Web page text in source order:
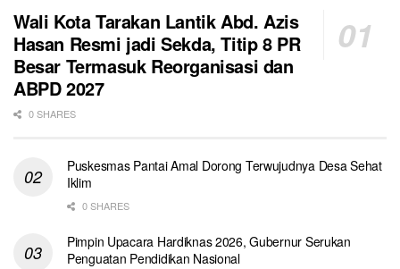
Wali Kota Tarakan Lantik Abd. Azis
Hasan Resmi jadi Sekda, Titip 8 PR
Besar Termasuk Reorganisasi dan
ABPD 2027
0 SHARES
Puskesmas Pantai Amal Dorong Terwujudnya Desa Sehat
Iklim
0 SHARES
Pimpin Upacara Hardiknas 2026, Gubernur Serukan
Penguatan Pendidikan Nasional